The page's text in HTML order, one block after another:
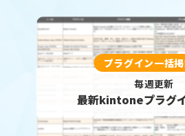
プラグイン一括掲
毎週更新
最新kintoneプラグ